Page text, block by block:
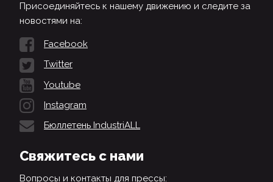
Присоединяйтесь к нашему движению и следите за
новостями на:
Facebook
Twitter
Youtube
Instagram
Бюллетень IndustriALL
Свяжитесь с нами
Вопросы и контакты для прессы: